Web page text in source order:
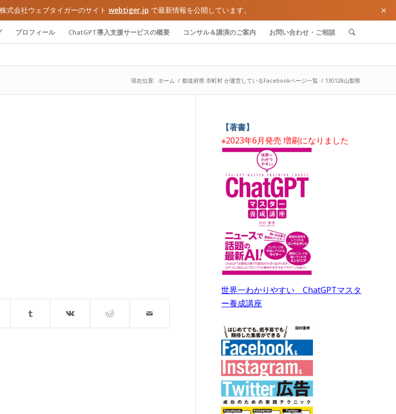
式会社ウェブタイガーのサイト webtiger.jp で最新情報を公開しています。 ×
プロフィール ChatGPT導入支援サービスの概要 コンサル＆講演のご案内 お問い合わせ・ご相談
現在位置: ホーム / 都道府県 市町村 が運営しているFacebookページ一覧 / 130128山梨県
【著書】
※2023年6月発売 増刷になりました
世界一わかりやすい ChatGPTマスタ
ー養成講座